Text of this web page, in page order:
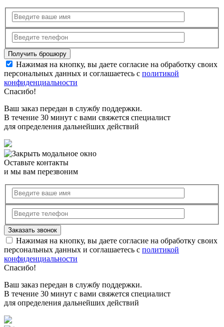
Нажимая на кнопку, вы даете согласие на обработку своих
персональных данных и соглашаетесь с политикой
конфиденциальности
Спасибо!
Ваш заказ передан в службу поддержки.
В течение 30 минут с вами свяжется специалист
для определения дальнейших действий
Оставьте контакты
и мы вам перезвоним
Нажимая на кнопку, вы даете согласие на обработку своих
персональных данных и соглашаетесь с политикой
конфиденциальности
Спасибо!
Ваш заказ передан в службу поддержки.
В течение 30 минут с вами свяжется специалист
для определения дальнейших действий